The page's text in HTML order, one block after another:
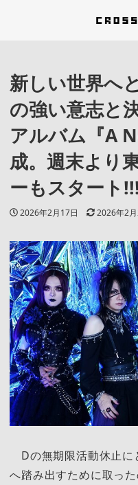
新しい世界へ
の強い意志と
アルバム『A
成。週末より
ーもスタート!!!
投稿日
2026年2月17日 更新日
2026年2
Dの無期限活動休止に
へ踏み出すために取っ